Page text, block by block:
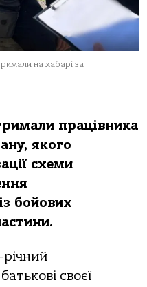
на хабарі за
працівника
якого
схеми
бойових
своєї